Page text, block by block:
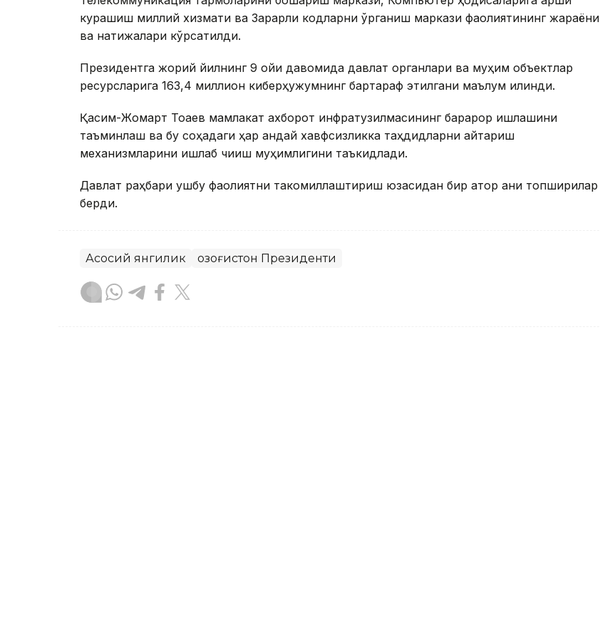
курашиш миллий хизмати ва Зарарли кодларни ўрганиш маркази фаолиятининг жараёни
ва натижалари кўрсатилди.
Президентга жорий йилнинг 9 ойи давомида давлат органлари ва муҳим объектлар
ресурсларига 163,4 миллион киберҳужумнинг бартараф этилгани маълум қилинди.
Қасим-Жомарт Тоқаев мамлакат ахборот инфратузилмасининг барқарор ишлашини
таъминлаш ва бу соҳадаги ҳар қандай хавфсизликка таҳдидларни қайтариш
механизмларини ишлаб чиқиш муҳимлигини таъкидлади.
Давлат раҳбари ушбу фаолиятни такомиллаштириш юзасидан бир қатор аниқ топшириқлар
берди.
Асосий янгилик Қозоғистон Президенти